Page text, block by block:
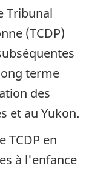
Tribunal
(TCDP)
terme
des
et au Yukon.
TCDP en
à l'enfance